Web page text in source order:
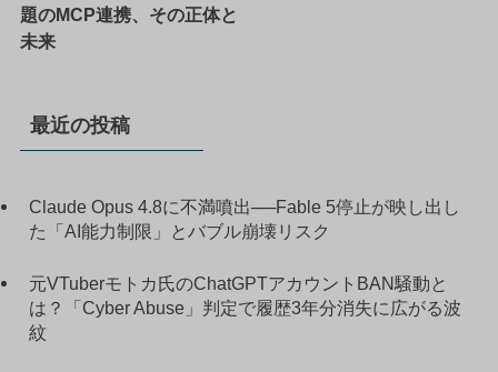
題のMCP連携、その正体と
未来
最近の投稿
Claude Opus 4.8に不満噴出──Fable 5停止が映し出し
た「AI能力制限」とバブル崩壊リスク
元VTuberモトカ氏のChatGPTアカウントBAN騒動と
は？「Cyber Abuse」判定で履歴3年分消失に広がる波
紋